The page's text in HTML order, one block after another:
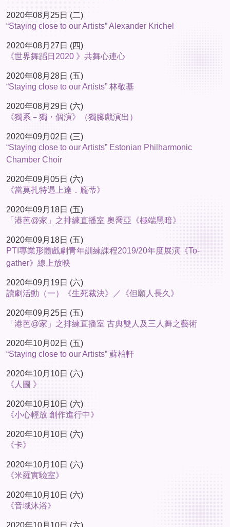
2020年08月25日 (二)
“Staying close to our Artists” Alexander Krichel
2020年08月27日 (四)
《世界舞蹈日2020 》共舞心連心
2020年08月28日 (五)
“Staying close to our Artists” 林敬基
2020年08月29日 (六)
《獨系－獨・個演》（獨腳戲演出）
2020年09月02日 (三)
“Staying close to our Artists” Estonian Philharmonic
Chamber Choir
2020年09月05日 (六)
《當莫扎特遇上達．龐蒂》
2020年09月18日 (五)
「港芭@家」之排練直播室 奧喬亞《極端黑暗》
2020年09月18日 (五)
PTI專業形體戲劇青年訓練課程2019/20年度展演《To-
gather》線上放映
2020年09月19日 (六)
讀劇活動（一）《生死裁決》／《但願人長久》
2020年09月25日 (五)
「港芭@家」之排練直播室 古典雙人及三人舞之藝術
2020年10月02日 (五)
“Staying close to our Artists” 蘇柏軒
2020年10月10日 (六)
《人圖 》
2020年10月10日 (六)
《小心輕放 創作進行中》
2020年10月10日 (六)
《卡》
2020年10月10日 (六)
《米羅實驗室》
2020年10月10日 (六)
《音域沐浴》
2020年10月10日 (六)